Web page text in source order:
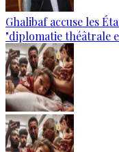
Ghalibaf accuse les
"diplomatie théâtrale